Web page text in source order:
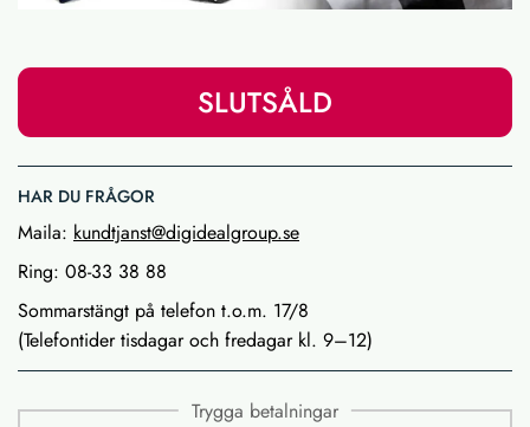
SLUTSÅLD
HAR DU FRÅGOR
Maila: kundtjanst@digidealgroup.se
Ring: 08-33 38 88
Sommarstängt på telefon t.o.m. 17/8
(Telefontider tisdagar och fredagar kl. 9–12)
Trygga betalningar